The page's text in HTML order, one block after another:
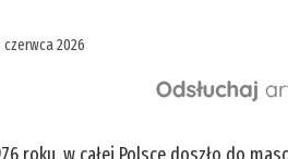
czerwca 2026